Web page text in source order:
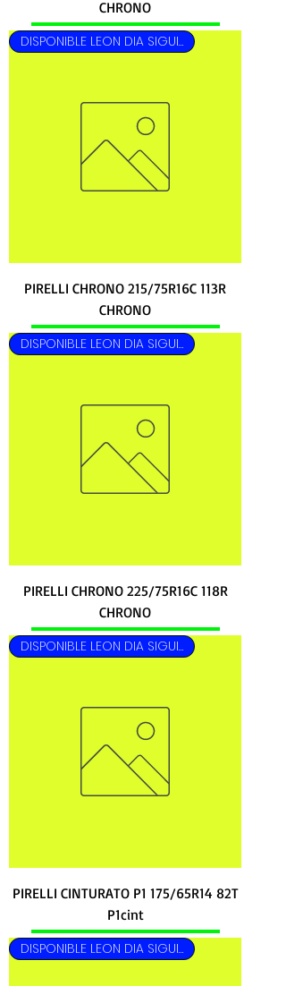
CHRONO
DISPONIBLE LEON DIA SIGUIENTE
PIRELLI CHRONO 215/75R16C 113R
CHRONO
DISPONIBLE LEON DIA SIGUIENTE
PIRELLI CHRONO 225/75R16C 118R
CHRONO
DISPONIBLE LEON DIA SIGUIENTE
PIRELLI CINTURATO P1 175/65R14 82T
P1cint
DISPONIBLE LEON DIA SIGUIENTE